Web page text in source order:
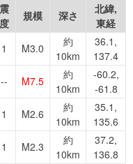
震
度
規模 深さ
北緯,
東経
1 M3.0
約
10km
36.1,
137.4
-- M7.5
約
10km
-60.2,
-61.8
1 M2.6
約
10km
35.1,
135.6
1 M2.3
約
10km
37.2,
136.8